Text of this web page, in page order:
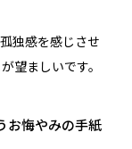
独感を感じさせ
望ましいです。
お悔やみの手紙